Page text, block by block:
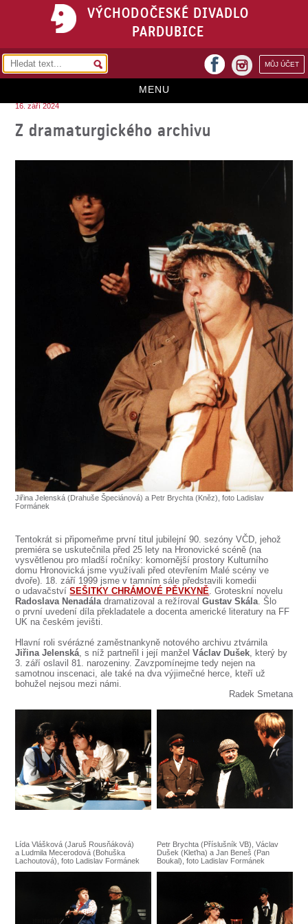
VÝCHODOČESKÉ DIVADLO
PARDUBICE
MŮJ ÚČET
facebook
MENU
KONTAKTY
O DIVADLE
DÁLE NABÍZÍME
16. září 2024
Z dramaturgického archivu
Jiřina Jelenská (Drahuše Špeciánová) a Petr Brychta (Kněz), foto Ladislav
Formánek
Tentokrát si připomeňme první titul jubilejní 90. sezóny VČD, jehož
premiéra se uskutečnila před 25 lety na Hronovické scéně (na
vysvětlenou pro mladší ročníky: komornější prostory Kulturního
domu Hronovická jsme využívali před otevřením Malé scény ve
dvoře). 18. září 1999 jsme v tamním sále představili komedii
o udavačstvíSEŠITKY CHRÁMOVÉ PĚVKYNĚ . Groteskní novelu
Radoslava Nenadáladramatizoval a režírovalGustav Skála . Šlo
o první uvedení díla překladatele a docenta americké literatury na FF
UK na českém jevišti.
Hlavní roli svérázné zaměstnankyně notového archivu ztvárnila
Jiřina Jelenská , s níž partneřil i její manželVáclav Dušek , který by
3. září oslavil 81. narozeniny. Zavzpomínejme tedy nejen na
samotnou inscenaci, ale také na dva výjimečné herce, kteří už
bohužel nejsou mezi námi.
Radek Smetana
Lída Vlášková (Jaruš Rousňáková)
a Ludmila Mecerodová (Bohuška
Lachoutová), foto Ladislav Formánek
Petr Brychta (Příslušník VB), Václav
Dušek (Kleťha) a Jan Beneš (Pan
Boukal), foto Ladislav Formánek